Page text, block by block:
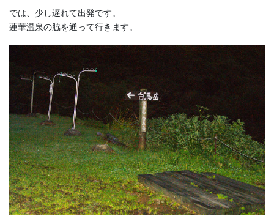
では、少し遅れて出発です。
蓮華温泉の脇を通って行きます。